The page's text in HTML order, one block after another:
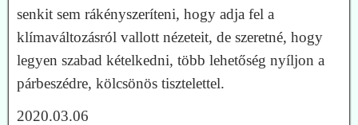
senkit sem rákényszeríteni, hogy adja fel a
klímaváltozásról vallott nézeteit, de szeretné, hogy
legyen szabad kételkedni, több lehetőség nyíljon a
párbeszédre, kölcsönös tisztelettel.
2020.03.06